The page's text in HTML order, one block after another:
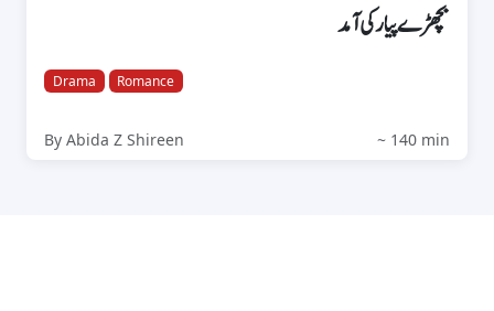
بچھڑے پیار کی آمد
Drama Romance
By Abida Z Shireen ~ 140 min